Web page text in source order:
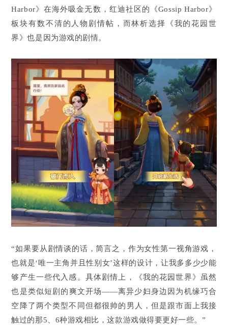
Harbor》在海外吸金无数，红迪社区的《Gossip Harbor》
板块有数不清的人物剧情帖，而林析选择《我的花园世
界》也是因为游戏的剧情。
“如果要从剧情谈的话，简言之，作为女性第一视角游戏，
也就是‘唯一主角并且性别女’这样的设计，让我多多少少能
够产生一些代入感。具体剧情上，《我的花园世界》虽然
也是类似短剧的爽文开场——离异少妇身边因为机缘巧合
空降了两个类型不同但都很帅的男人，但是跟市面上我接
触过的那5、6种游戏相比，这款游戏做得要更好一些。”